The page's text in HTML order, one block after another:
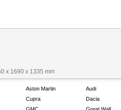
x 1690 x 1335 mm
Aston Martin Audi
Cupra Dacia